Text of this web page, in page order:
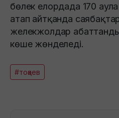
бөлек елордада 170
атап айтқанда
желекжолдар
көше жөнделеді.
#тоқаев